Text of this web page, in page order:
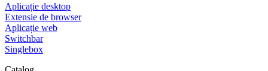
Aplicație desktop
Extensie de browser
Aplicație web
Switchbar
Singlebox